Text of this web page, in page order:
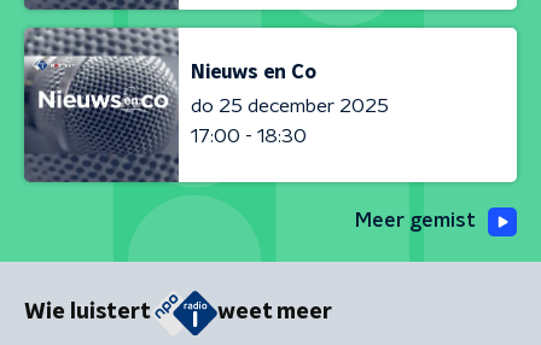
Nieuws en Co
do 25 december 2025
17:00 - 18:30
Meer gemist
Wie luistert weet meer